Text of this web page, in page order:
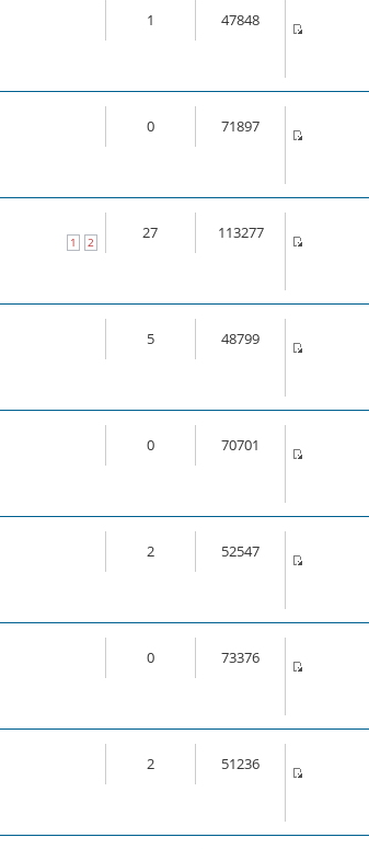
1 47848
0 71897
1 2
27 113277
5 48799
0 70701
2 52547
0 73376
2 51236